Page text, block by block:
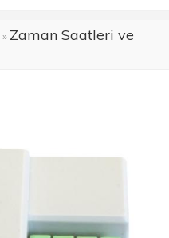
» Zaman Saatleri ve